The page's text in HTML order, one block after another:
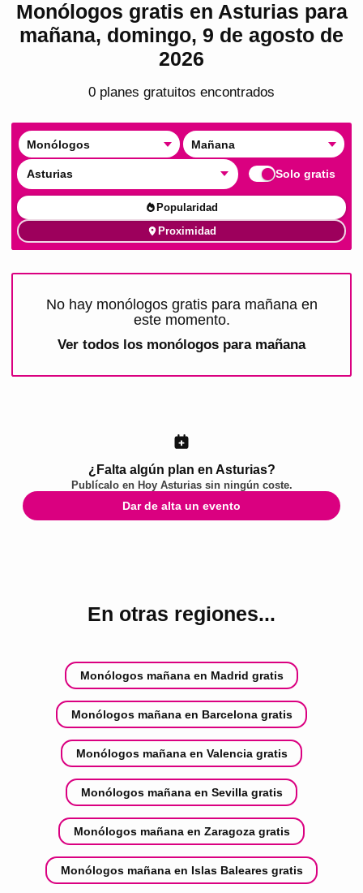
Monólogos gratis en Asturias para
mañana, domingo, 9 de agosto de
2026
0 planes gratuitos encontrados
Monólogos Mañana
Asturias Solo gratis
Popularidad
Proximidad
No hay monólogos gratis para mañana en
este momento.
Ver todos los monólogos para mañana
¿Falta algún plan en Asturias?
Publícalo en Hoy Asturiassin ningún coste.
Dar de alta un evento
En otras regiones...
Monólogos mañana en Madrid gratis
Monólogos mañana en Barcelona gratis
Monólogos mañana en Valencia gratis
Monólogos mañana en Sevilla gratis
Monólogos mañana en Zaragoza gratis
Monólogos mañana en Islas Baleares gratis